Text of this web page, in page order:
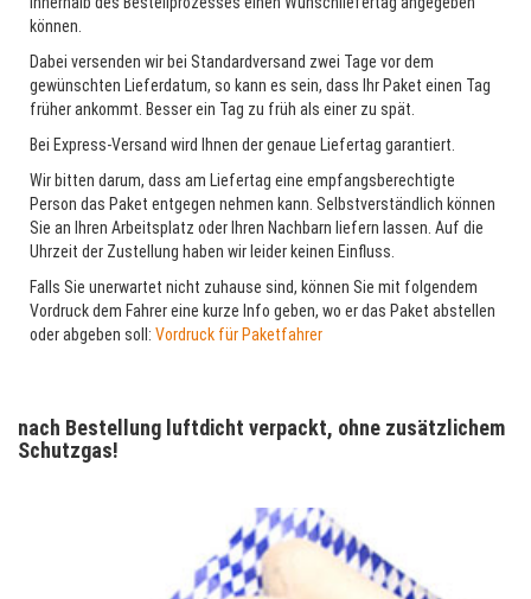
können.
Dabei versenden wir bei Standardversand zwei Tage vor dem
gewünschten Lieferdatum, so kann es sein, dass Ihr Paket einen Tag
früher ankommt. Besser ein Tag zu früh als einer zu spät.
Bei Express-Versand wird Ihnen der genaue Liefertag garantiert.
Wir bitten darum, dass am Liefertag eine empfangsberechtigte
Person das Paket entgegen nehmen kann. Selbstverständlich können
Sie an Ihren Arbeitsplatz oder Ihren Nachbarn liefern lassen. Auf die
Uhrzeit der Zustellung haben wir leider keinen Einfluss.
Falls Sie unerwartet nicht zuhause sind, können Sie mit folgendem
Vordruck dem Fahrer eine kurze Info geben, wo er das Paket abstellen
oder abgeben soll: Vordruck für Paketfahrer
nach Bestellung luftdicht verpackt, ohne zusätzlichem
Schutzgas!